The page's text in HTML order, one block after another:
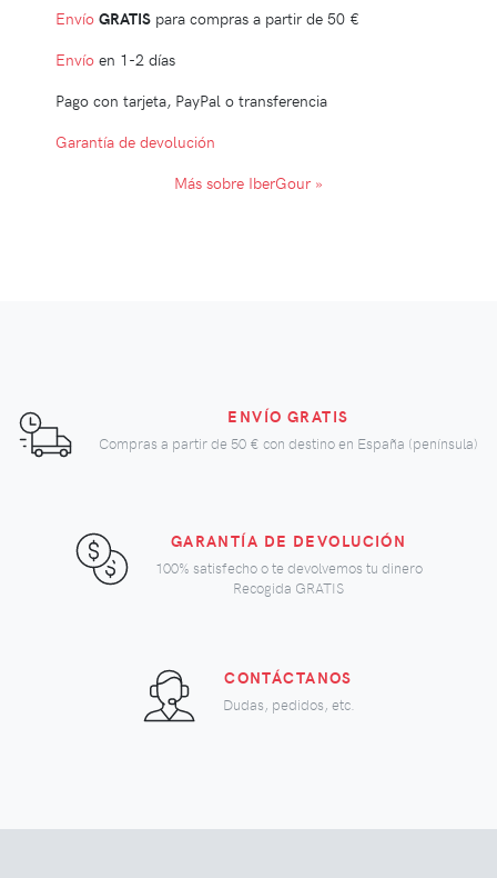
Envío GRATISpara compras a partir de 50 €
Envíoen 1-2 días
Pago con tarjeta, PayPal o transferencia
Garantía de devolución
Más sobre IberGour »
ENVÍO GRATIS
Compras a partir de 50 € con destino en España (península)
GARANTÍA DE DEVOLUCIÓN
100% satisfecho o te devolvemos tu dinero
Recogida GRATIS
CONTÁCTANOS
Dudas, pedidos, etc.